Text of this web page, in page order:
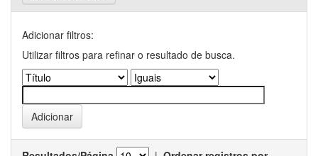
Adicionar filtros:
Utilizar filtros para refinar o resultado de busca.